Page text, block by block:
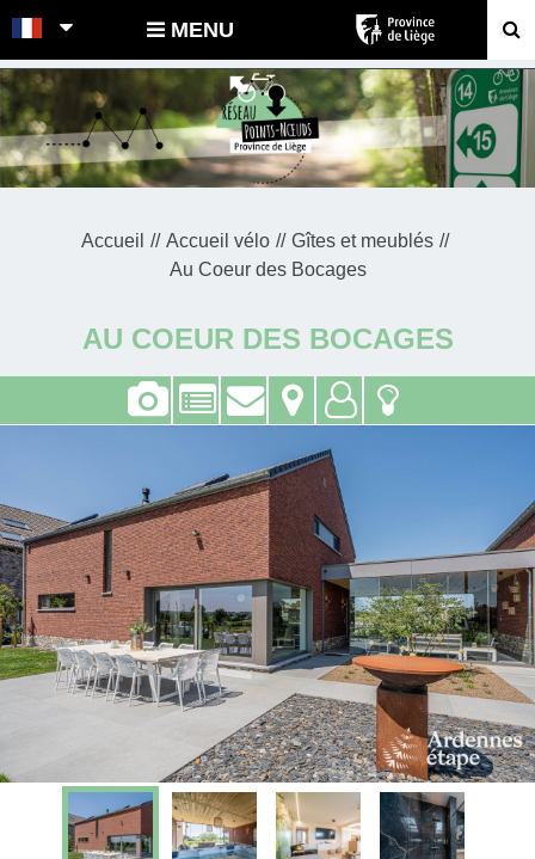
POINTS-NOEUDS MENU
Accueil Accueil vélo
Gîtes et meublés
Au Coeur des Bocages
AU COEUR DES BOCAGES